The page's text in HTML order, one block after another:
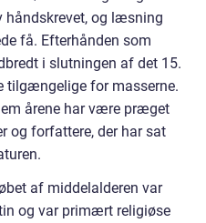
håndskrevet, og læsning
få. Efterhånden som
i slutningen af det 15.
tilgængelige for masserne.
årene har være præget
og forfattere, der har sat
af middelalderen var
og var primært religiøse